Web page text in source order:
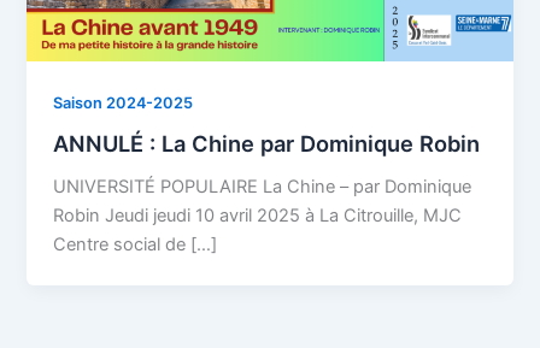
Saison 2024-2025
ANNULÉ : La Chine par Dominique Robin
UNIVERSITÉ POPULAIRE La Chine – par Dominique
Robin Jeudi jeudi 10 avril 2025 à La Citrouille, MJC
Centre social de […]